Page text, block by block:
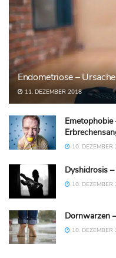
Endometriose –
11. DEZEMBER 2018
10. DEZEMBER
Dyshidrosis
10. DEZEMBER
Dornwarzen
10. DEZEMBER